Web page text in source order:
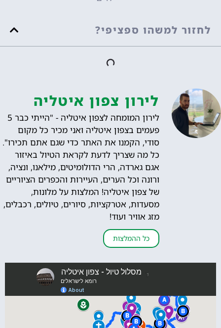
לחזור למשהו ספציפי?
לירון צפון איטליה
לירון המומחה לצפון איטליה - "הייתי כבר 5
פעמים בצפון איטליה ואני מכיר כל מקום
סודי, הקמנו את האתר כדי שגם אתם תכירו".
כל מה שצריך לדעת לקראת הטיול באיזור
אגם גארדה, הרי הדולומיטים, מילאנו, ונציה,
ורונה וכל הערים, העיירות והכפרים הציוריים
של צפון איטליה! המלצות על מלונות,
מסעדות, אטרקציות, סיורים, טיולים, רכבלים,
מזג אוויר ועוד!
כל ההמלצות